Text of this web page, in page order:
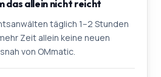
das allein nicht reicht
täglich 1–2 Stunden
Zeit allein keine neuen
von OMmatic.